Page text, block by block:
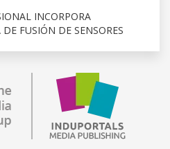
INCORPORA
FUSIÓN DE SENSORES